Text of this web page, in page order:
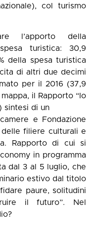
col turismo
l’apporto della
turistica: 30,9
della spesa turistica
di altri due decimi
per il 2016 (37,9
il Rapporto “Io
sintesi di un
e Fondazione
delle filiere culturali e
Rapporto di cui si
in programma
dal 3 al 5 luglio, che
estivo dal titolo
paure, solitudini
il futuro”. Nel